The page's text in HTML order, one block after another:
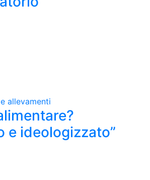
e ideologizzato”